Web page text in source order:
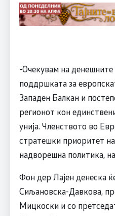
-Очекувам на
поддршката за
Западен Балкан и
регионот кон
унија. Членството во
стратешки приоритет
надворешна политика,
Фон дер Лајен денеска
Сиљановска-Давкова,
Мицкоски и со